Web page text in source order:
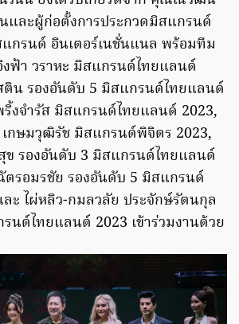
และผู้ก่อตั้งการประกวดมิสแกรนด์
กรนด์ อินเตอร์เนชั่นแนล พร้อมทีม
ฟ้า วราหะ มิสแกรนด์ไทยแลนด์
ติน รองอันดับ 5 มิสแกรนด์ไทยแลนด์
งจำรัส มิสแกรนด์ไทยแลนด์ 2023,
กษมวุฒิรัช มิสแกรนด์พิจิตร 2023,
รองอันดับ 3 มิสแกรนด์ไทยแลนด์
รอมรชัย รองอันดับ 5 มิสแกรนด์
ะ ไผ่หลิว-กมลวลัย ประจักษ์รัตนกุล
นด์ไทยแลนด์ 2023 เข้าร่วมงานด้วย